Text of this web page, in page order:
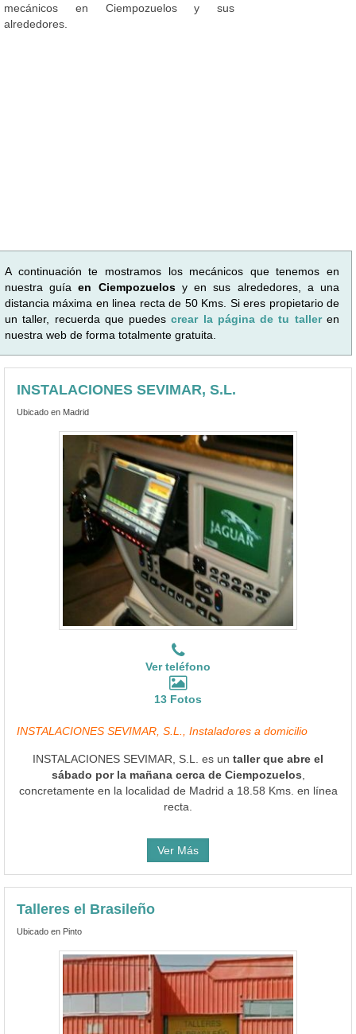
mecánicos en Ciempozuelos y sus
alrededores.
A continuación te mostramos los mecánicos que tenemos en
nuestra guíaen Ciempozuelosy en sus alrededores, a una
distancia máxima en linea recta de 50 Kms. Si eres propietario de
un taller, recuerda que puedescrear la página de tu talleren
nuestra web de forma totalmente gratuita.
INSTALACIONES SEVIMAR, S.L.
Ubicado en Madrid
Ver teléfono
13 Fotos
INSTALACIONES SEVIMAR, S.L., Instaladores a domicilio
INSTALACIONES SEVIMAR, S.L. es un taller que abre el
sábado por la mañana cerca de Ciempozuelos
concretamente en la localidad de Madrid a 18.58 Kms. en línea
recta.
Ver Más
Talleres el Brasileño
Ubicado en Pinto